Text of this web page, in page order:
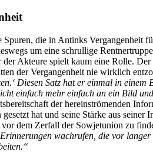
die in Antinks Vergangenheit
um eine schrullige
Akteure spielt kaum eine Rolle.
der Vergangenheit nie wirklich
Diesen Satz hat er einmal in
einfach mehr einfach an ein Bild
der hereinströmenden
hat und seine Stärke aus
dem Zerfall der Sowjetunion zu
wachrufen, die vor